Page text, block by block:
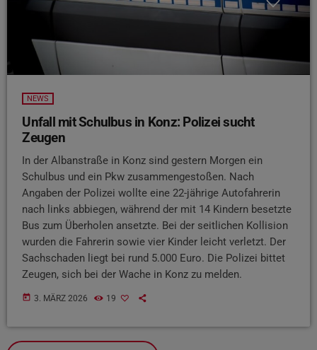
NEWS
Unfall mit Schulbus in Konz: Polizei sucht
Zeugen
In der Albanstraße in Konz sind gestern Morgen ein
Schulbus und ein Pkw zusammengestoßen. Nach
Angaben der Polizei wollte eine 22-jährige Autofahrerin
nach links abbiegen, während der mit 14 Kindern besetzte
Bus zum Überholen ansetzte. Bei der seitlichen Kollision
wurden die Fahrerin sowie vier Kinder leicht verletzt. Der
Sachschaden liegt bei rund 5.000 Euro. Die Polizei bittet
Zeugen, sich bei der Wache in Konz zu melden.
today 3. MÄRZ 2026 19